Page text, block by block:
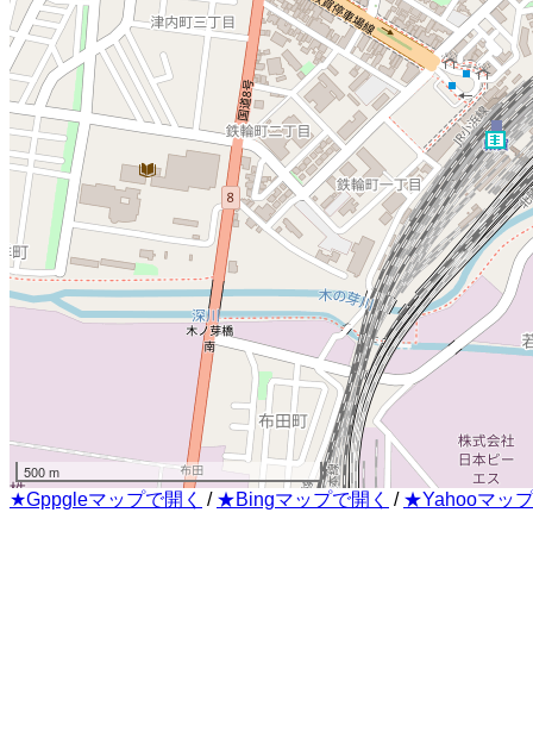
500 m
★Gppgleマップで開く / ★Bingマップで開く / ★Yahooマッ